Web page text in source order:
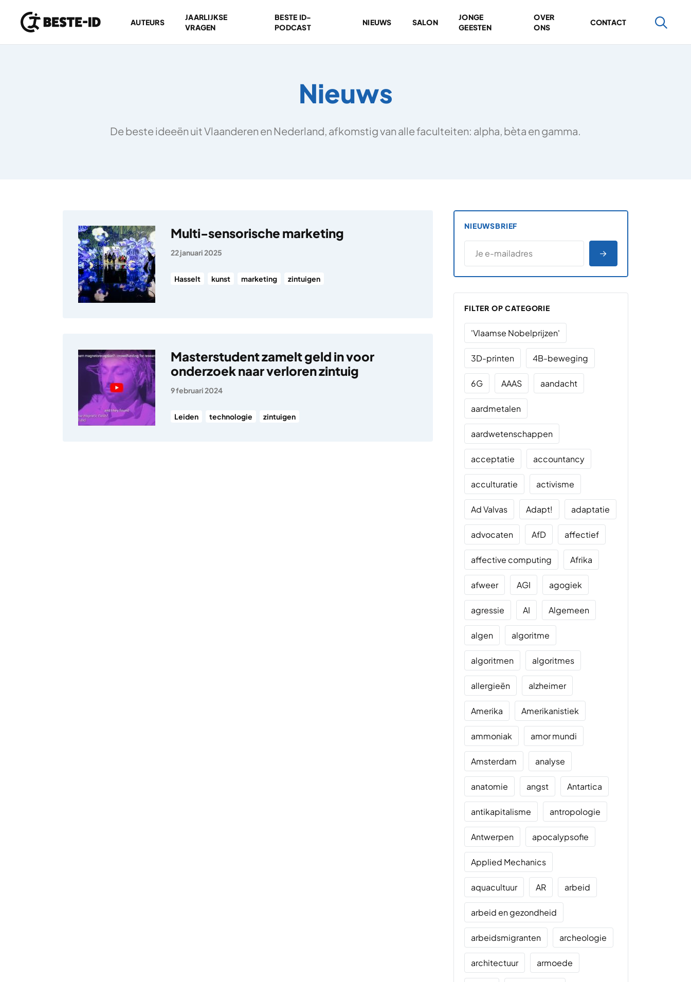
Ga naar inhoud
AUTEURS
JAARLIJKSE
VRAGEN
BESTE ID-
PODCAST
NIEUWS SALON
JONGE
GEESTEN
OVER
ONS
CONTACT
Nieuws
De beste ideeën uit Vlaanderen en Nederland, afkomstig van alle faculteiten: alpha, bèta en gamma.
Multi-sensorische marketing
22 januari 2025
Hasselt kunst marketing zintuigen
Masterstudent zamelt geld in voor
onderzoek naar verloren zintuig
9 februari 2024
Leiden technologie zintuigen
NIEUWSBRIEF
E-MAILADRES
*
AANMELDEN
FILTER OP CATEGORIE
'Vlaamse Nobelprijzen'
3D-printen 4B-beweging
6G AAAS aandacht
aardmetalen
aardwetenschappen
acceptatie accountancy
acculturatie activisme
Ad Valvas Adapt! adaptatie
advocaten AfD affectief
affective computing Afrika
afweer AGI agogiek
agressie AI Algemeen
algen algoritme
algoritmen algoritmes
allergieën alzheimer
Amerika Amerikanistiek
ammoniak amor mundi
Amsterdam analyse
anatomie angst Antartica
antikapitalisme antropologie
Antwerpen apocalypsofie
Applied Mechanics
aquacultuur AR arbeid
arbeid en gezondheid
arbeidsmigranten archeologie
architectuur armoede